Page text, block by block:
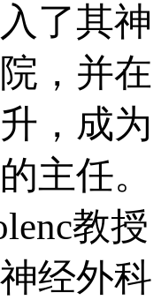
了其神
，并在
，成为
主任。
教授
经外科